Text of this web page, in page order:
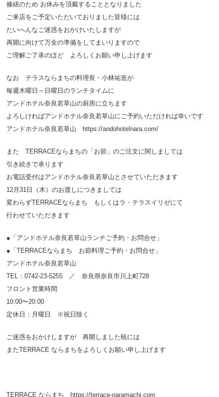
修繕のため お休みを頂戴することとなりました
ご来店をご予定いただいておりました皆様には
たいへんなご迷惑をおかけいたしますが
再開に向けて万全の準備をしてまいりますので
ご理解ご了承のほど よろしくお願い申し上げます
なお テラスならまちの料理長・小林祐造が
毎週木曜日～日曜日のランチタイムに
アンドホテル奈良若草山の厨房に立ちます
よろしければアンドホテル奈良若草山にご予約いただければ幸いです
アンドホテル奈良若草山 https://andohotelnara.com/
また TERRACEならまちの「お節」のご注文に関しましては
引き続きで承ります
お電話受付はアンドホテル奈良若草山とさせていただきます
12月31日（木）のお渡しにつきましては
変わらずTERRACEならまち もしくはラ・テラスイリゼにて
行わせていただきます
●「アンドホテル奈良若草山ランチご予約・お問合せ」
●「TERRACEならまち お節料理ご予約・お問合せ」
アンドホテル奈良若草山
TEL：0742-23-5255 ／ 奈良県奈良市川上町728
フロント営業時間
10:00〜20:00
定休日：月曜日 ※祝日除く
ご迷惑をおかけしますが 再開しました暁には
またTERRACE ならまちをよろしくお願い申し上げます
TERRACE ならまち https://terrace-naramachi.com